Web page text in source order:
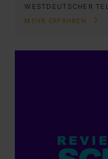
WESTDEUTSCHER
MEHR ERFAHREN